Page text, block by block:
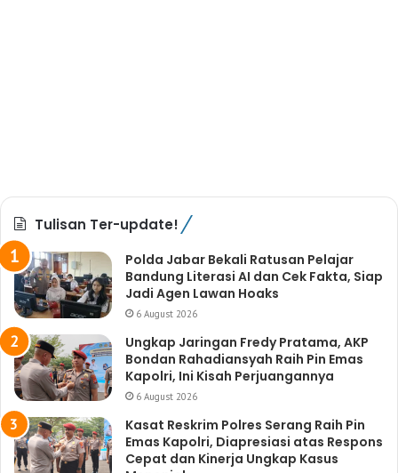
Tulisan Ter-update!
Polda Jabar Bekali Ratusan Pelajar
Bandung Literasi AI dan Cek Fakta, Siap
Jadi Agen Lawan Hoaks
6 August 2026
Ungkap Jaringan Fredy Pratama, AKP
Bondan Rahadiansyah Raih Pin Emas
Kapolri, Ini Kisah Perjuangannya
6 August 2026
Kasat Reskrim Polres Serang Raih Pin
Emas Kapolri, Diapresiasi atas Respons
Cepat dan Kinerja Ungkap Kasus